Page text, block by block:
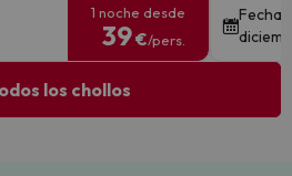
1 noche desde
39€/pers.
los chollos